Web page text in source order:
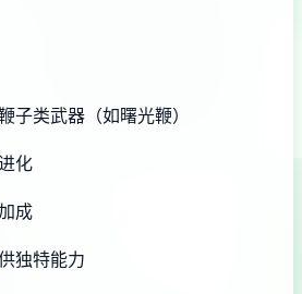
子类武器（如曙光鞭）
化
成
独特能力